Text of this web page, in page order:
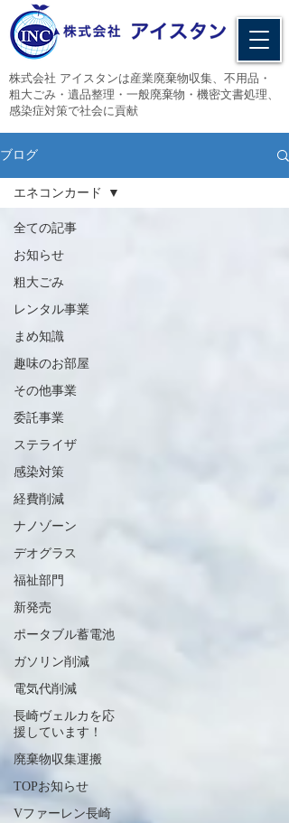
​株式会社 アイスタンは産業廃棄物収集、不用品・
粗大ごみ・遺品整理・一般廃棄物・機密文書処理、
感染症対策で社会に貢献
ブログ
全ての記事
お知らせ
粗大ごみ
レンタル事業
まめ知識
趣味のお部屋
その他事業
委託事業
ステライザ
感染対策
経費削減
ナノゾーン
デオグラス
福祉部門
新発売
ポータブル蓄電池
ガソリン削減
電気代削減
長崎ヴェルカを応
援しています！
廃棄物収集運搬
TOPお知らせ
Vファーレン長崎
エネコンカード